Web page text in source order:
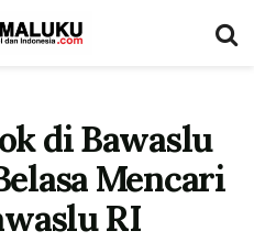
di Bawaslu
Mencari
RI